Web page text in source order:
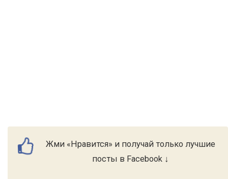
Жми «Нравится» и получай только лучшие
посты в Facebook ↓